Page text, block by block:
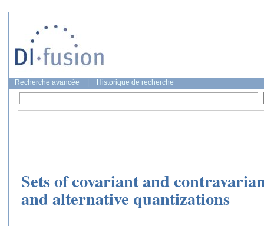
Recherche avancée Historique de recherche
Sets of covariant and
and alternative quantizations